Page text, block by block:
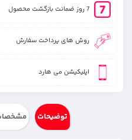
7 روز ضمانت بازگشت محصول
روش های پرداخت سفارش
اپلیکیشن می هارد
توضیحات